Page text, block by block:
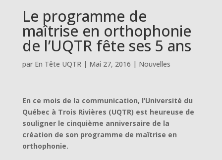
Le programme de
maîtrise en orthophonie
de l’UQTR fête ses 5 ans
par En Tête UQTR| Mai 27, 2016 | Nouvelles
En ce mois de la communication, l’Université du
Québec à Trois Rivières (UQTR) est heureuse de
souligner le cinquième anniversaire de la
création de son programme de maîtrise en
orthophonie.